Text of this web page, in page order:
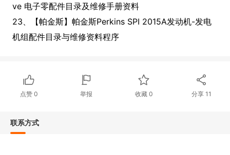
ve 电子零配件目录及维修手册资料
23、【帕金斯】帕金斯Perkins SPI 2015A发动机-发电
机组配件目录与维修资料程序
点赞 0 举报 收藏 0 分享 11
联系方式